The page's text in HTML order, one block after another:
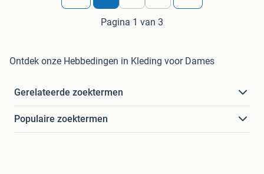
Pagina 1 van 3
Ontdek onze Hebbedingen in Kleding voor Dames
Gerelateerde zoektermen
Populaire zoektermen